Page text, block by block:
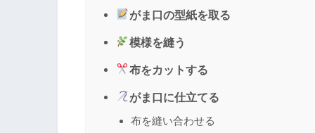
がま口の型紙を取る
模様を縫う
布をカットする
がま口に仕立てる
布を縫い合わせる